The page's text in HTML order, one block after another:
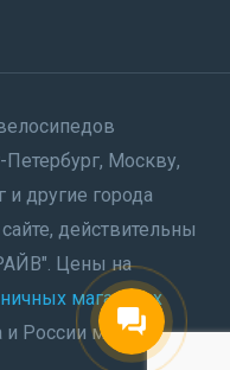
Москву,
другие города
действительны
Цены на
магазинах
России могут